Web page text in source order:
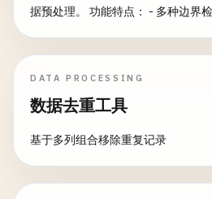
据预处理。 功能特点： - 多种边界检测方法（绝对值、百分
行 - 统计数据预处理 - 机器学习特征
DATA PROCESSING
数据去重工具
基于多列组合移除重复记录